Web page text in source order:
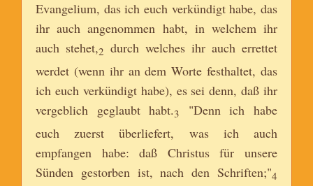
Evangelium, das ich euch verkündigt habe, das
ihr auch angenommen habt, in welchem ihr
auch stehet,2 durch welches ihr auch errettet
werdet (wenn ihr an dem Worte festhaltet, das
ich euch verkündigt habe), es sei denn, daß ihr
vergeblich geglaubt habt.3
"Denn ich habe
euch zuerst überliefert, was ich auch
empfangen habe: daß Christus für unsere
Sünden gestorben ist, nach den Schriften;"4